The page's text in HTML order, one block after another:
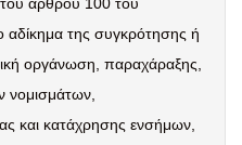
άρθρου 100 του
αδίκημα της συγκρότησης ή
οργάνωση, παραχάραξης,
νομισμάτων,
και κατάχρησης ενσήμων,